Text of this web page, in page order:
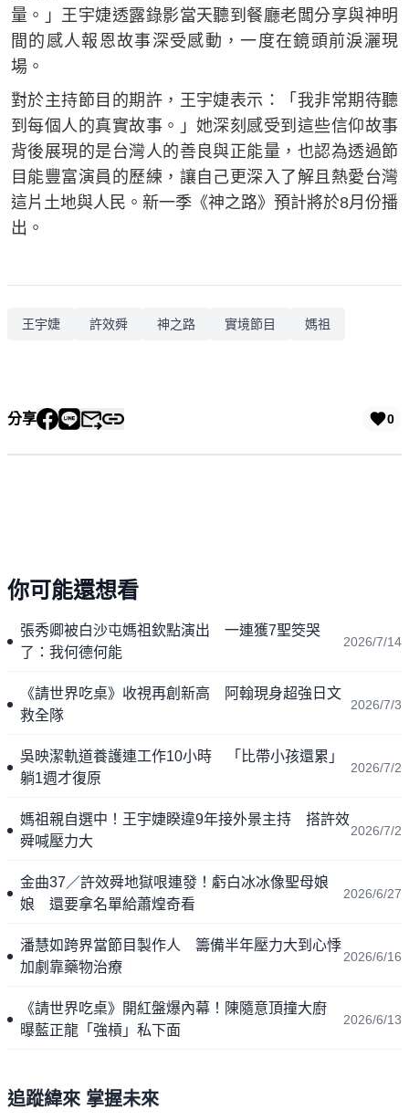
量。」王宇婕透露錄影當天聽到餐廳老闆分享與神明
間的感人報恩故事深受感動，一度在鏡頭前淚灑現
場。
對於主持節目的期許，王宇婕表示：「我非常期待聽
到每個人的真實故事。」她深刻感受到這些信仰故事
背後展現的是台灣人的善良與正能量，也認為透過節
目能豐富演員的歷練，讓自己更深入了解且熱愛台灣
這片土地與人民。新一季《神之路》預計將於8月份播
出。
王宇婕 許效舜 神之路 實境節目 媽祖
分享 0
你可能還想看
張秀卿被白沙屯媽祖欽點演出 一連獲7聖筊哭
了：我何德何能
2026/7/14
《請世界吃桌》收視再創新高 阿翰現身超強日文
救全隊
2026/7/3
吳映潔軌道養護連工作10小時 「比帶小孩還累」
躺1週才復原
2026/7/2
媽祖親自選中！王宇婕睽違9年接外景主持 搭許效
舜喊壓力大
2026/7/2
金曲37／許效舜地獄哏連發！虧白冰冰像聖母娘
娘 還要拿名單給蕭煌奇看
2026/6/27
潘慧如跨界當節目製作人 籌備半年壓力大到心悸
加劇靠藥物治療
2026/6/16
《請世界吃桌》開紅盤爆內幕！陳隨意頂撞大廚
曝藍正龍「強槓」私下面
2026/6/13
追蹤緯來 掌握未來